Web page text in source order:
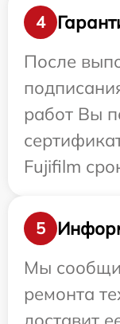
4
После
работ Вы
Fujifilm
5
Мы
ремонта